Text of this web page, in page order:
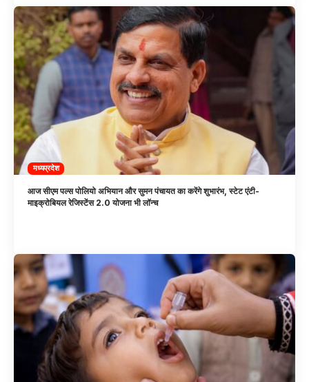
मध्यप्रदेश
आज सीएम पल्स पोलियो अभियान और सुमन पंचायत का करेंगे शुभारंभ, स्टेट एंटी-
माइक्रोबियल रेजिस्टेंस 2.0 योजना भी लॉन्च